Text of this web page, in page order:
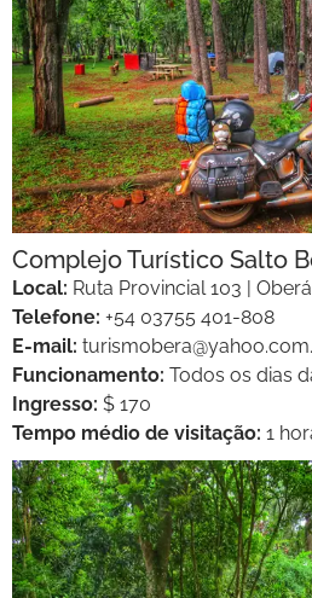
Complejo Turístico Salto
Local: Ruta Provincial 103 |
Telefone: +54 03755 401-808
E-mail:
Funcionamento: Todos os dias
Ingresso: $ 170
Tempo médio de visitação: 1